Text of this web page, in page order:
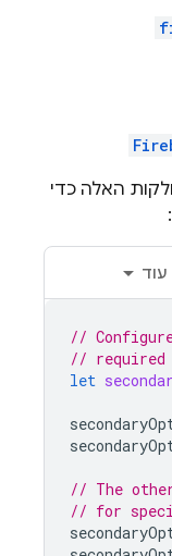
האלה כדי
עוד
//
// required
let
// The
// for